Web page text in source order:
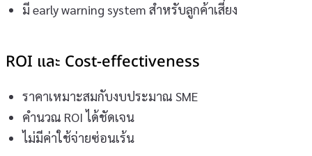
มี early warning system สำหรับลูกค้าเสี่ยง
ROI และ Cost-effectiveness
ราคาเหมาะสมกับงบประมาณ SME
คำนวณ ROI ได้ชัดเจน
ไม่มีค่าใช้จ่ายซ่อนเร้น